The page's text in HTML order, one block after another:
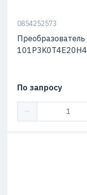
0854252573
Преобразователь
По запросу